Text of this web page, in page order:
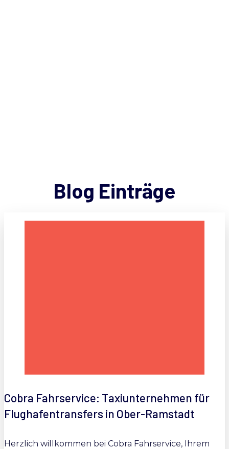
Blog Einträge
Cobra Fahrservice: Taxiunternehmen für
Flughafentransfers in Ober-Ramstadt
Herzlich willkommen bei Cobra Fahrservice, Ihrem